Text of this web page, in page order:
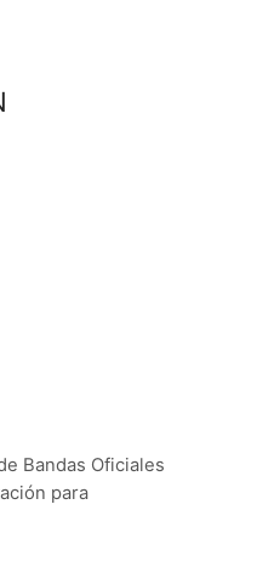
Bandas Oficiales
para